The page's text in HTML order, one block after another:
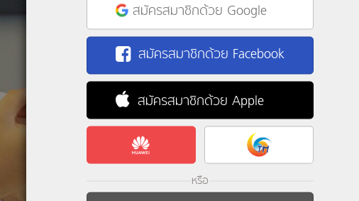
สมัครสมาชิกด้วย Google
สมัครสมาชิกด้วย Facebook
สมัครสมาชิกด้วย Apple
หรือ